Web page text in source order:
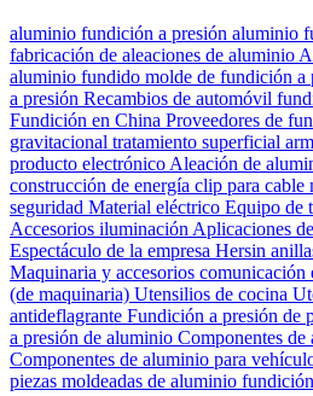
aluminio fundición a presión aluminio
fabricación de aleaciones de aluminio
aluminio fundido molde de fundición a
a presión Recambios de automóvil
Fundición en China Proveedores de
gravitacional tratamiento superficial
producto electrónico Aleación de
construcción de energía clip para cable
seguridad Material eléctrico Equipo de
Accesorios iluminación Aplicaciones
Espectáculo de la empresa Hersin
Maquinaria y accesorios comunicación
(de maquinaria) Utensilios de cocina
antideflagrante Fundición a presión de
a presión de aluminio Componentes
Componentes de aluminio para
piezas moldeadas de aluminio